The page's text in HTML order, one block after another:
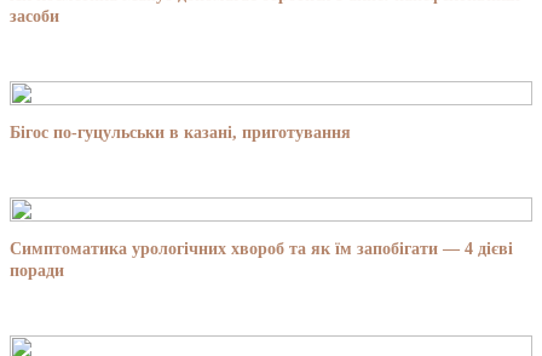
засоби
Бігос по-гуцульськи в казані, приготування
Симптоматика урологічних хвороб та як їм запобігати — 4 дієві
поради